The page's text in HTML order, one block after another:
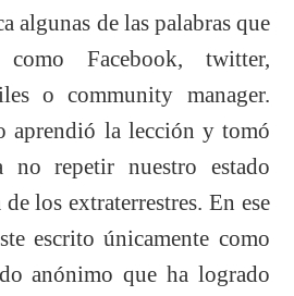
algunas de las palabras que
Facebook, twitter,
o community manager.
aprendió la lección y tomó
no repetir nuestro estado
los extraterrestres. En ese
escrito únicamente como
anónimo que ha logrado